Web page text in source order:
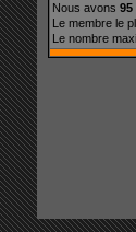
Nous avons95
Le membre le
Le nombre